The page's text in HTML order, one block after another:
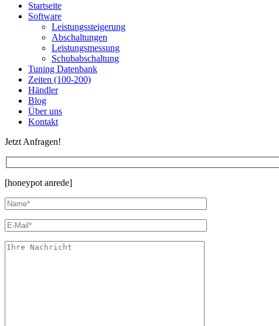
Startseite
Software
Leistungssteigerung
Abschaltungen
Leistungsmessung
Schubabschaltung
Tuning Datenbank
Zeiten (100-200)
Händler
Blog
Über uns
Kontakt
Jetzt Anfragen!
[honeypot anrede]